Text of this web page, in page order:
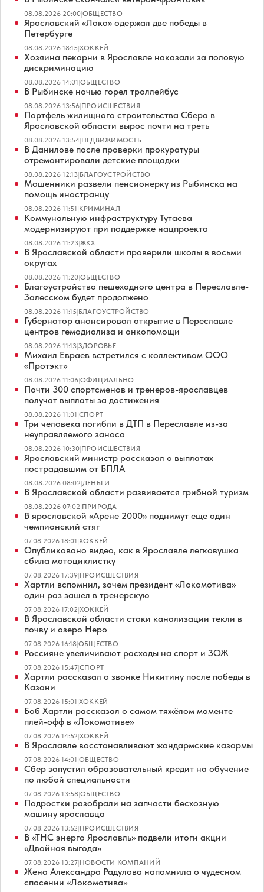
08.08.2026 20:00|ОБЩЕСТВО
Ярославский «Локо» одержал две победы в
Петербурге
08.08.2026 18:15|ХОККЕЙ
Хозяина пекарни в Ярославле наказали за половую
дискриминацию
08.08.2026 14:01|ОБЩЕСТВО
В Рыбинске ночью горел троллейбус
08.08.2026 13:56|ПРОИСШЕСТВИЯ
Портфель жилищного строительства Сбера в
Ярославской области вырос почти на треть
08.08.2026 13:54|НЕДВИЖИМОСТЬ
В Данилове после проверки прокуратуры
отремонтировали детские площадки
08.08.2026 12:13|БЛАГОУСТРОЙСТВО
Мошенники развели пенсионерку из Рыбинска на
помощь иностранцу
08.08.2026 11:51|КРИМИНАЛ
Коммунальную инфраструктуру Тутаева
модернизируют при поддержке нацпроекта
08.08.2026 11:23|ЖКХ
В Ярославской области проверили школы в восьми
округах
08.08.2026 11:20|ОБЩЕСТВО
Благоустройство пешеходного центра в Переславле-
Залесском будет продолжено
08.08.2026 11:15|БЛАГОУСТРОЙСТВО
Губернатор анонсировал открытие в Переславле
центров гемодиализа и онкопомощи
08.08.2026 11:13|ЗДОРОВЬЕ
Михаил Евраев встретился с коллективом ООО
«Протэкт»
08.08.2026 11:06|ОФИЦИАЛЬНО
Почти 300 спортсменов и тренеров-ярославцев
получат выплаты за достижения
08.08.2026 11:01|СПОРТ
Три человека погибли в ДТП в Переславле из-за
неуправляемого заноса
08.08.2026 10:30|ПРОИСШЕСТВИЯ
Ярославский министр рассказал о выплатах
пострадавшим от БПЛА
08.08.2026 08:02|ДЕНЬГИ
В Ярославской области развивается грибной туризм
08.08.2026 07:02|ПРИРОДА
В ярославской «Арене 2000» поднимут еще один
чемпионский стяг
07.08.2026 18:01|ХОККЕЙ
Опубликовано видео, как в Ярославле легковушка
сбила мотоциклистку
07.08.2026 17:39|ПРОИСШЕСТВИЯ
Хартли вспомнил, зачем президент «Локомотива»
один раз зашел в тренерскую
07.08.2026 17:02|ХОККЕЙ
В Ярославской области стоки канализации текли в
почву и озеро Неро
07.08.2026 16:18|ОБЩЕСТВО
Россияне увеличивают расходы на спорт и ЗОЖ
07.08.2026 15:47|СПОРТ
Хартли рассказал о звонке Никитину после победы в
Казани
07.08.2026 15:01|ХОККЕЙ
Боб Хартли рассказал о самом тяжёлом моменте
плей-офф в «Локомотиве»
07.08.2026 14:52|ХОККЕЙ
В Ярославле восстанавливают жандармские казармы
07.08.2026 14:01|ОБЩЕСТВО
Сбер запустил образовательный кредит на обучение
по любой специальности
07.08.2026 13:58|ОБЩЕСТВО
Подростки разобрали на запчасти бесхозную
машину ярославца
07.08.2026 13:52|ПРОИСШЕСТВИЯ
В «ТНС энерго Ярославль» подвели итоги акции
«Двойная выгода»
07.08.2026 13:27|НОВОСТИ КОМПАНИЙ
Жена Александра Радулова напомнила о чудесном
спасении «Локомотива»